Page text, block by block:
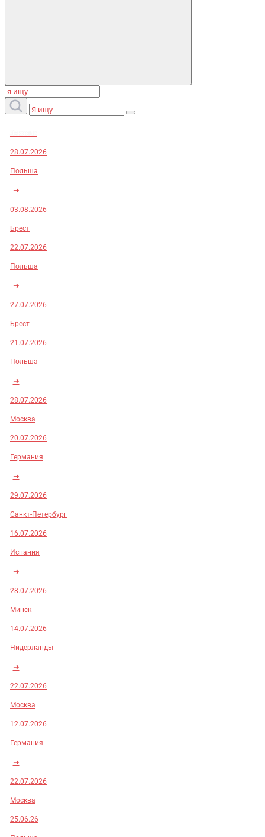
28.07.2026
Польша
➜
03.08.2026
Брест
22.07.2026
Польша
➜
27.07.2026
Брест
21.07.2026
Польша
➜
28.07.2026
Москва
20.07.2026
Германия
➜
29.07.2026
Санкт-Петербург
16.07.2026
Испания
➜
28.07.2026
Минск
14.07.2026
Нидерланды
➜
22.07.2026
Москва
12.07.2026
Германия
➜
22.07.2026
Москва
25.06.26